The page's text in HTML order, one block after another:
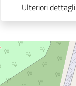
Ulteriori dettagli